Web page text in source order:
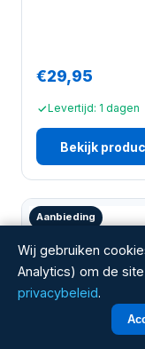
€29,95
Levertijd: 1 dagen
Bekijk
Aanbieding
Wij gebruiken
Analytics) om de
privacybeleid.